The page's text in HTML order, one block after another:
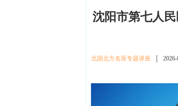
沈阳市第七人
北国北方名医专题讲座